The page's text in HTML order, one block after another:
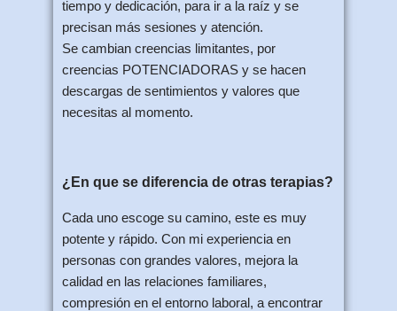
tiempo y dedicación, para ir a la raíz y se
precisan más sesiones y atención.
Se cambian creencias limitantes, por
creencias POTENCIADORAS y se hacen
descargas de sentimientos y valores que
necesitas al momento.
¿En que se diferencia de otras terapias?
Cada uno escoge su camino, este es muy
potente y rápido. Con mi experiencia en
personas con grandes valores, mejora la
calidad en las relaciones familiares,
compresión en el entorno laboral, a encontrar